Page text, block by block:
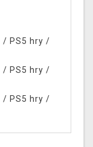
/ PS5 hry /
/ PS5 hry /
/ PS5 hry /